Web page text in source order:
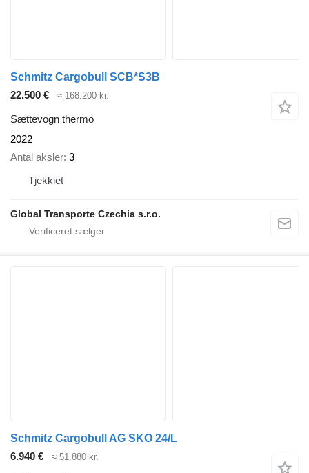
Schmitz Cargobull SCB*S3B
22.500 €
≈ 168.200 kr.
Sættevogn thermo
2022
Antal aksler 3
Tjekkiet
Global Transporte Czechia s.r.o.
Schmitz Cargobull AG SKO 24/L
6.940 €
≈ 51.880 kr.